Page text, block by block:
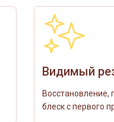
Видимый
Восстановление,
блеск с первого